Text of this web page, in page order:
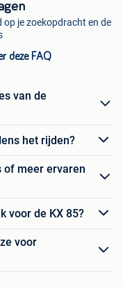
je zoekopdracht en de
deze FAQ
van de
het rijden?
of meer ervaren
voor de KX 85?
voor